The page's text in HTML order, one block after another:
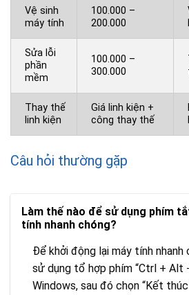
Vệ sinh
máy tính
100.000 –
200.000
Sửa lỗi
phần
mềm
100.000 –
300.000
Thay thế
linh kiện
Giá linh kiện +
công thay thế
Câu hỏi thường gặp
Làm thế nào để sử dụng phím
tính nhanh chóng?
Để khởi động lại máy tính nhanh
sử dụng tổ hợp phím “Ctrl + Alt
Windows, sau đó chọn “Kết